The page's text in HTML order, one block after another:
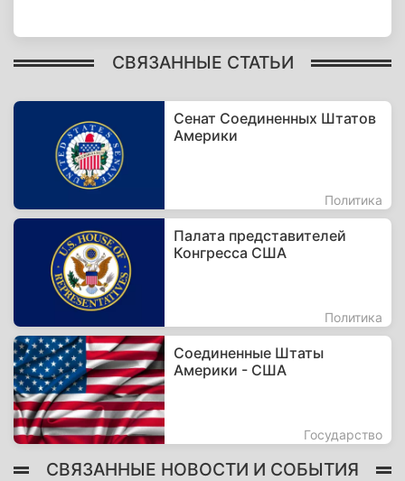
СВЯЗАННЫЕ СТАТЬИ
Сенат Соединенных Штатов
Америки
Политика
Палата представителей
Конгресса США
Политика
Соединенные Штаты
Америки - США
Государство
СВЯЗАННЫЕ НОВОСТИ И СОБЫТИЯ